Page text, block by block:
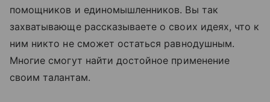
помощников и единомышленников. Вы так
захватывающе рассказываете о своих идеях, что к
ним никто не сможет остаться равнодушным.
Многие смогут найти достойное применение
своим талантам.